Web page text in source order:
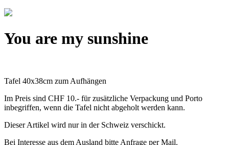
You are my sunshine
Tafel 40x38cm zum Aufhängen
Im Preis sind CHF 10.- für zusätzliche Verpackung und Porto
inbegriffen, wenn die Tafel nicht abgeholt werden kann.
Dieser Artikel wird nur in der Schweiz verschickt.
Bei Interesse aus dem Ausland bitte Anfrage per Mail.